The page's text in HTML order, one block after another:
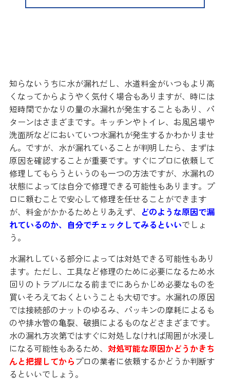
知らないうちに水が漏れだし、水道料金がいつもより高
くなってからようやく気付く場合もありますが、時には
短時間でかなりの量の水漏れが発生することもあり、パ
ターンはさまざまです。キッチンやトイレ、お風呂場や
洗面所などにおいていつ水漏れが発生するかわかりませ
ん。ですが、水が漏れていることが判明したら、まずは
原因を確認することが重要です。すぐにプロに依頼して
修理してもらうというのも一つの方法ですが、水漏れの
状態によっては自分で修理できる可能性もあります。プ
ロに頼むことで安心して修理を任せることができます
が、料金がかかるためとりあえず、 どのような原因で漏
れているのか、自分でチェックしてみるといいでしょ
う。
水漏れしている部分によっては対処できる可能性もあり
ます。ただし、工具など修理のために必要になるため水
回りのトラブルになる前までにあらかじめ必要なものを
買いそろえておくということも大切です。水漏れの原因
では接続部のナットのゆるみ、パッキンの摩耗によるも
のや排水管の亀裂、破損によるものなどさまざまです。
水の漏れ方次第ではすぐに対処しなければ周囲が水浸し
になる可能性もあるため、 対処可能な原因かどうかきち
んと把握してからプロの業者に依頼するかどうか判断す
るといいでしょう。